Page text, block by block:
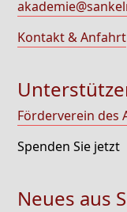
Kontakt & Anfahrt
Förderverein des
Spenden Sie jetzt
Neues aus